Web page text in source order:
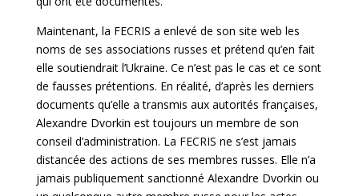
Maintenant, la FECRIS a enlevé de son site web les
noms de ses associations russes et prétend qu’en fait
elle soutiendrait l’Ukraine. Ce n’est pas le cas et ce sont
de fausses prétentions. En réalité, d’après les derniers
documents qu’elle a transmis aux autorités françaises,
Alexandre Dvorkin est toujours un membre de son
conseil d’administration. La FECRIS ne s’est jamais
distancée des actions de ses membres russes. Elle n’a
jamais publiquement sanctionné Alexandre Dvorkin ou